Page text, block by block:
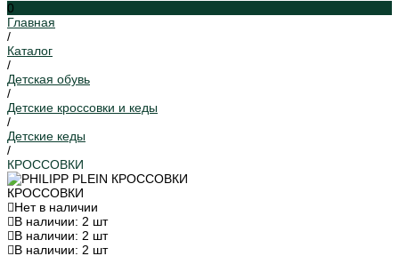
0
Главная
/
Каталог
/
Детская обувь
/
Детские кроссовки и кеды
/
Детские кеды
/
КРОССОВКИ
КРОССОВКИ
Нет в наличии
В наличии: 2 шт
В наличии: 2 шт
В наличии: 2 шт